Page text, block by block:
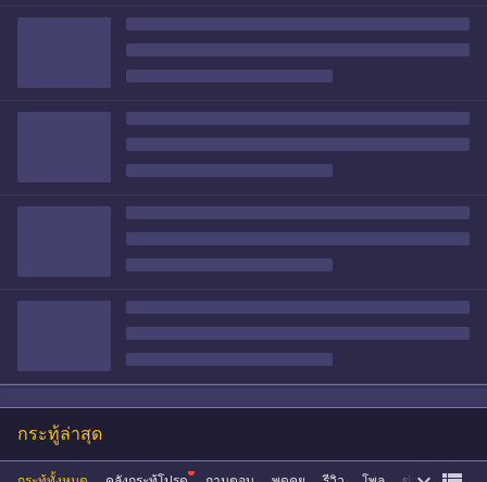
กระทู้ล่าสุด